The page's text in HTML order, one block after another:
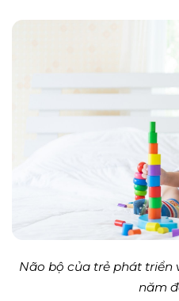
Não bộ của trẻ phát triển
năm